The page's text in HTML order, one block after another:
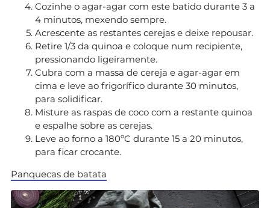
Cozinhe o agar-agar com este batido durante 3 a
4 minutos, mexendo sempre.
Acrescente as restantes cerejas e deixe repousar.
Retire 1/3 da quinoa e coloque num recipiente,
pressionando ligeiramente.
Cubra com a massa de cereja e agar-agar em
cima e leve ao frigorífico durante 30 minutos,
para solidificar.
Misture as raspas de coco com a restante quinoa
e espalhe sobre as cerejas.
Leve ao forno a 180ºC durante 15 a 20 minutos,
para ficar crocante.
Panquecas de batata